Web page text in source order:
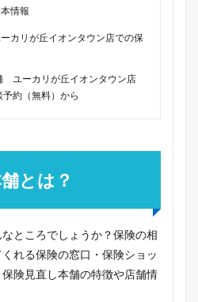
情報
カリが丘イオンタウン店での保
ユーカリが丘イオンタウン店
約（無料）から
とは？
ところでしょうか？保険の相
れる保険の窓口・保険ショッ
険見直し本舗の特徴や店舗情